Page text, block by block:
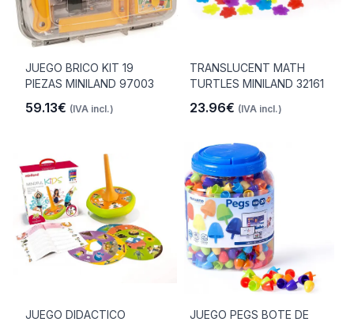
JUEGO BRICO KIT 19
PIEZAS MINILAND 97003
59.13€ (IVA incl.)
TRANSLUCENT MATH
TURTLES MINILAND 32161
23.96€ (IVA incl.)
JUEGO DIDACTICO
JUEGO PEGS BOTE DE